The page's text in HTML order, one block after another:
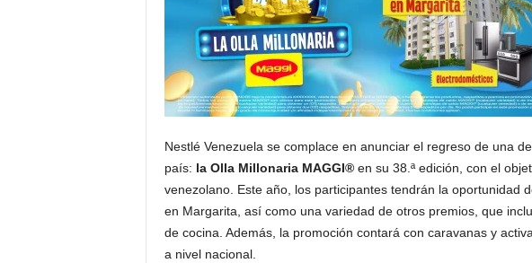
Nestlé Venezuela se complace en anunciar el regreso de una
país: la Olla Millonaria MAGGI®en su 38.ª edición, con el
venezolano. Este año, los participantes tendrán la oportunidad
en Margarita, así como una variedad de otros premios, que
de cocina. Además, la promoción contará con caravanas y
a nivel nacional.